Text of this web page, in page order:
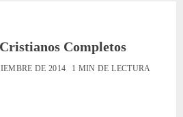
Completos
DE 2014 1 MIN DE LECTURA